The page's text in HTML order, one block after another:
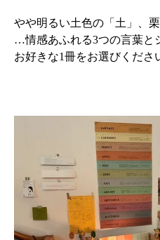
やや明るい土色の「土」、
…情感あふれる3つの言葉と
お好きな1冊をお選びくださ